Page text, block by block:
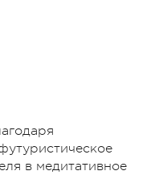
в медитативное